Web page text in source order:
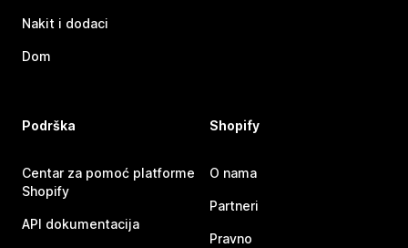
Nakit i dodaci
Dom
Podrška
Centar za pomoć platforme
Shopify
API dokumentacija
Shopify
O nama
Partneri
Pravno